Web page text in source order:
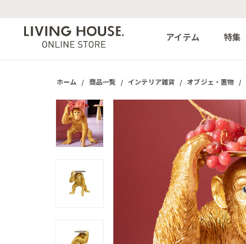
アイテム 特集
ホーム / 商品一覧 / インテリア雑貨 / オブジェ・置物 /